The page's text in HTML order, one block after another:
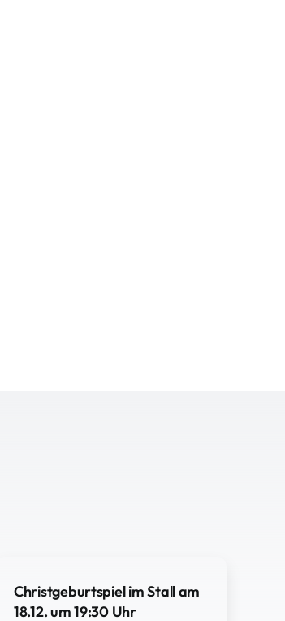
Christgeburtspiel im Stall am
18.12. um 19:30 Uhr